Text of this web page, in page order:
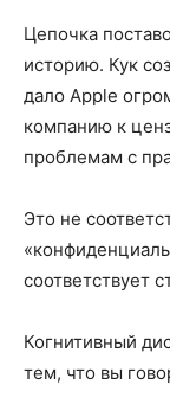
Цепочка
историю. Кук
дало Apple
компанию к
проблемам с
Это не
соответствует
Когнитивный
тем, что вы